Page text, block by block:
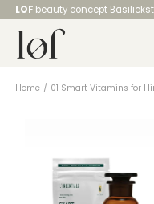
LOF beauty concept
Home / 01 Smart Vitamins for